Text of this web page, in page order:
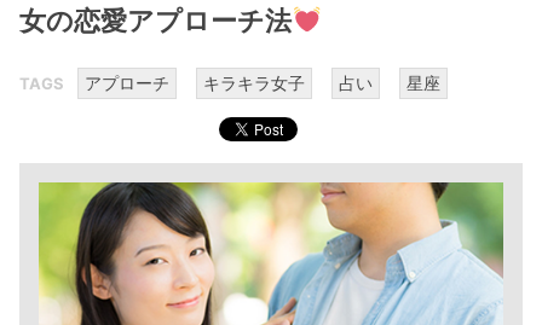
女の恋愛アプローチ法
TAGS アプローチ キラキラ女子 占い 星座